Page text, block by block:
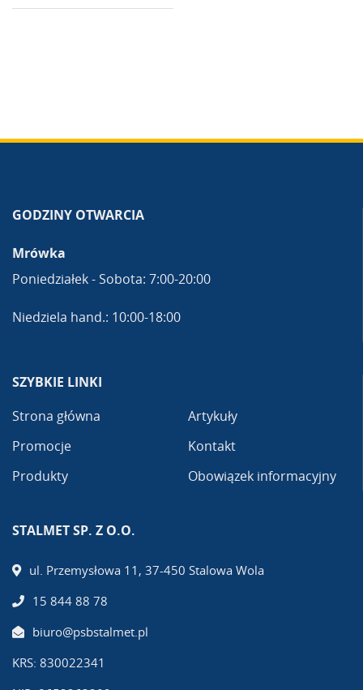
GODZINY OTWARCIA
Mrówka
Poniedziałek - Sobota: 7:00-20:00
Niedziela hand.: 10:00-18:00
SZYBKIE LINKI
Strona główna
Promocje
Produkty
Artykuły
Kontakt
Obowiązek informacyjny
STALMET SP. Z O.O.
ul. Przemysłowa 11, 37-450 Stalowa Wola
15 844 88 78
biuro@psbstalmet.pl
KRS: 830022341